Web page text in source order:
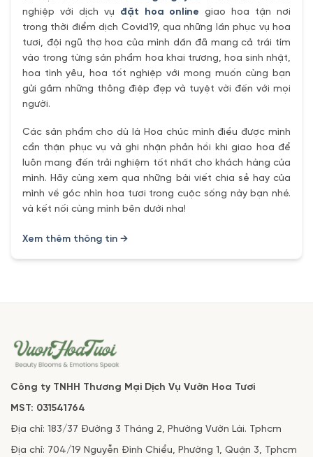
nghiệp với dịch vụ đặt hoa online giao hoa tận nơi
trong thời điểm dịch Covid19, qua những lần phục vụ hoa
tươi, đội ngũ thợ hoa của mình dần đã mang cả trái tím
vào trong từng sản phẩm hoa khai trương, hoa sinh nhật,
hoa tình yêu, hoa tốt nghiệp với mong muốn cùng bạn
gửi gắm những thông điệp đẹp và tuyệt vời đến với mọi
người.
Các sản phẩm cho dù là Hoa chúc mình điều được mình
cẩn thận phục vụ và ghi nhận phản hồi khi giao hoa để
luôn mang đến trải nghiệm tốt nhất cho khách hàng của
mình. Hãy cùng xem qua những bài viết chia sẻ hay của
mình về góc nhìn hoa tươi trong cuộc sống này bạn nhé.
và kết nối cùng mình bên dưới nha!
Xem thêm thông tin →
Công ty TNHH Thương Mại Dịch Vụ Vườn Hoa Tươi
MST: 031541764
Địa chỉ: 183/37 Đường 3 Tháng 2, Phường Vườn Lài. Tphcm
Địa chỉ: 704/19 Nguyễn Đình Chiểu, Phường 1, Quận 3, Tphcm